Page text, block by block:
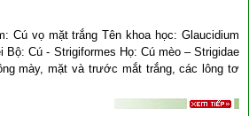
Cú vọ mặt trắng Tên khoa học: Glaucidium
Bộ: Cú - Strigiformes Họ: Cú mèo – Strigidae
mày, mặt và trước mắt trắng, các lông tơ